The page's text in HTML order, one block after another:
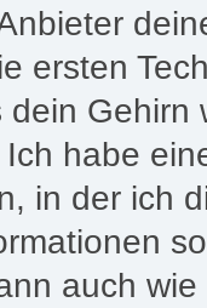
ersten
dein Gehirn
habe
in der ich
auch